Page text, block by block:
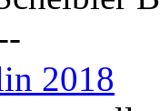
2018